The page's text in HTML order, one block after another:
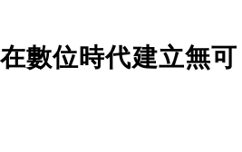
數位時代建立無可